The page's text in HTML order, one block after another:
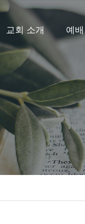
교회 소개 예배